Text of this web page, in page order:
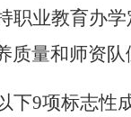
职业教育办
质量和师资
下9项标志性